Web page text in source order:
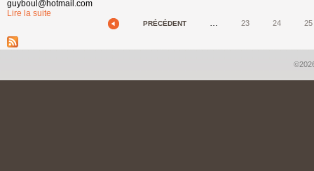
guyboul@hotmail.com
Lire la suite
Pages
PRÉCÉDENT … 23 24 25